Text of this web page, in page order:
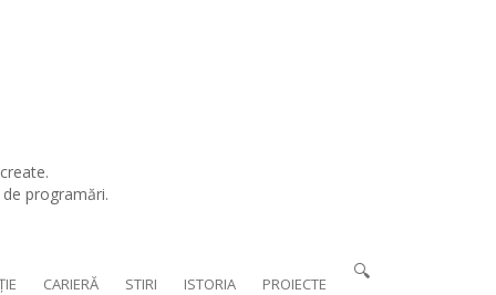
programări.
CARIERĂ STIRI ISTORIA PROIECTE
🔍